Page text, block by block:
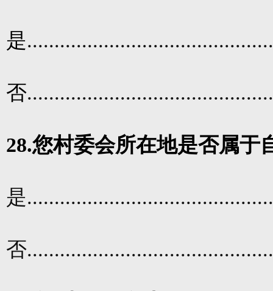
是
否
28.您村委会所在地是否属于
是
否